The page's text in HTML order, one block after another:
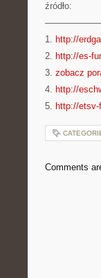
źródło:
1. http://
2. http://es-
3. zobacz
4. http://
5. http://
Comments